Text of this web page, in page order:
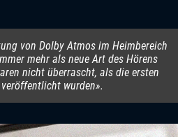
von Dolby Atmos im Heimbereich
mehr als neue Art des Hörens
nicht überrascht, als die ersten
wurden».